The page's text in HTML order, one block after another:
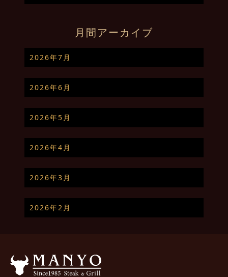
月間アーカイブ
2026年7月
2026年6月
2026年5月
2026年4月
2026年3月
2026年2月